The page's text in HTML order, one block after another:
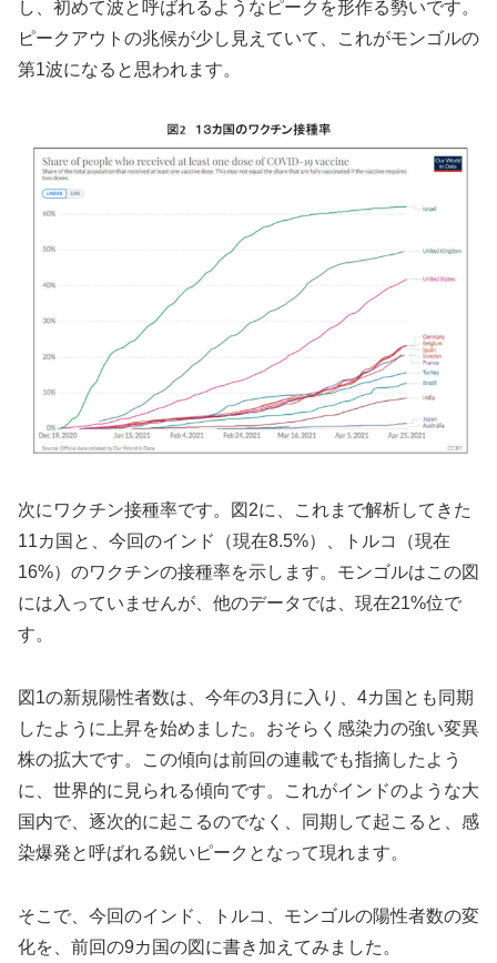
し、初めて波と呼ばれるようなピークを形作る勢いです。
ピークアウトの兆候が少し見えていて、これがモンゴルの
第1波になると思われます。
次にワクチン接種率です。図2に、これまで解析してきた
11カ国と、今回のインド（現在8.5%）、トルコ（現在
16%）のワクチンの接種率を示します。モンゴルはこの図
には入っていませんが、他のデータでは、現在21%位で
す。
図1の新規陽性者数は、今年の3月に入り、4カ国とも同期
したように上昇を始めました。おそらく感染力の強い変異
株の拡大です。この傾向は前回の連載でも指摘したよう
に、世界的に見られる傾向です。これがインドのような大
国内で、逐次的に起こるのでなく、同期して起こると、感
染爆発と呼ばれる鋭いピークとなって現れます。
そこで、今回のインド、トルコ、モンゴルの陽性者数の変
化を、前回の9カ国の図に書き加えてみました。